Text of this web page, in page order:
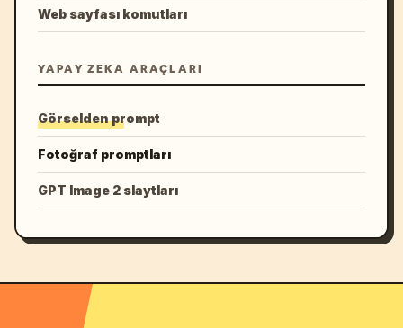
Web sayfası komutları
YAPAY ZEKA ARAÇLARI
Görselden prompt
Fotoğraf promptları
GPT Image 2 slaytları